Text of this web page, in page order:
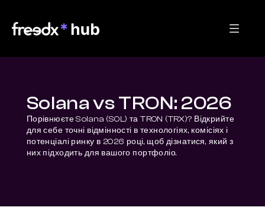
Solana vs TRON: 2026
Порівнюєте Solana (SOL) та TRON (TRX)? Відкрийте
для себе точні відмінності в технологіях, комісіях і
потенціалі ринку в 2026 році, щоб дізнатися, який з
них підходить для вашого портфоліо.